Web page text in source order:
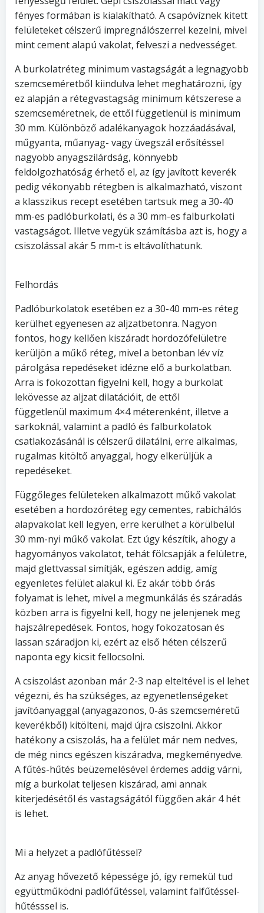
fényes formában is kialakítható. A csapóvíznek kitett
felületeket célszerű impregnálószerrel kezelni, mivel
mint cement alapú vakolat, felveszi a nedvességet.
A burkolatréteg minimum vastagságát a legnagyobb
szemcseméretből kiindulva lehet meghatározni, így
ez alapján a rétegvastagság minimum kétszerese a
szemcseméretnek, de ettől függetlenül is minimum
30 mm. Különböző adalékanyagok hozzáadásával,
műgyanta, műanyag- vagy üvegszál erősítéssel
nagyobb anyagszilárdság, könnyebb
feldolgozhatóság érhető el, az így javított keverék
pedig vékonyabb rétegben is alkalmazható, viszont
a klasszikus recept esetében tartsuk meg a 30-40
mm-es padlóburkolati, és a 30 mm-es falburkolati
vastagságot. Illetve vegyük számításba azt is, hogy a
csiszolással akár 5 mm-t is eltávolíthatunk.
Felhordás
Padlóburkolatok esetében ez a 30-40 mm-es réteg
kerülhet egyenesen az aljzatbetonra. Nagyon
fontos, hogy kellően kiszáradt hordozófelületre
kerüljön a műkő réteg, mivel a betonban lév víz
párolgása repedéseket idézne elő a burkolatban.
Arra is fokozottan figyelni kell, hogy a burkolat
lekövesse az aljzat dilatációit, de ettől
függetlenül maximum 4×4 méterenként, illetve a
sarkoknál, valamint a padló és falburkolatok
csatlakozásánál is célszerű dilatálni, erre alkalmas,
rugalmas kitöltő anyaggal, hogy elkerüljük a
repedéseket.
Függőleges felületeken alkalmazott műkő vakolat
esetében a hordozóréteg egy cementes, rabichálós
alapvakolat kell legyen, erre kerülhet a körülbelül
30 mm-nyi műkő vakolat. Ezt úgy készítik, ahogy a
hagyományos vakolatot, tehát fölcsapják a felületre,
majd glettvassal simítják, egészen addig, amíg
egyenletes felület alakul ki. Ez akár több órás
folyamat is lehet, mivel a megmunkálás és száradás
közben arra is figyelni kell, hogy ne jelenjenek meg
hajszálrepedések. Fontos, hogy fokozatosan és
lassan száradjon ki, ezért az első héten célszerű
naponta egy kicsit fellocsolni.
A csiszolást azonban már 2-3 nap elteltével is el lehet
végezni, és ha szükséges, az egyenetlenségeket
javítóanyaggal (anyagazonos, 0-ás szemcseméretű
keverékből) kitölteni, majd újra csiszolni. Akkor
hatékony a csiszolás, ha a felület már nem nedves,
de még nincs egészen kiszáradva, megkeményedve.
A fűtés-hűtés beüzemelésével érdemes addig várni,
míg a burkolat teljesen kiszárad, ami annak
kiterjedésétől és vastagságától függően akár 4 hét
is lehet.
Mi a helyzet a padlófűtéssel?
Az anyag hővezető képessége jó, így remekül tud
együttműködni padlófűtéssel, valamint falfűtéssel-
hűtésssel is.